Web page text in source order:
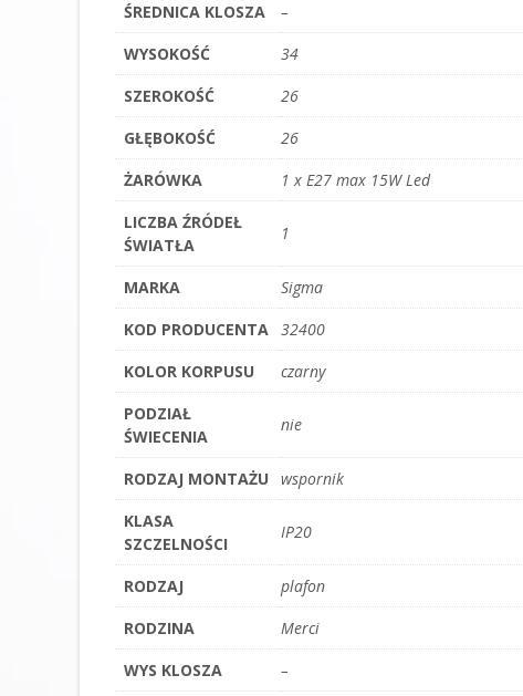
ŚREDNICA KLOSZA
–
WYSOKOŚĆ
34
SZEROKOŚĆ
26
GŁĘBOKOŚĆ
26
ŻARÓWKA
1 x E27 max 15W Led
LICZBA ŹRÓDEŁ
ŚWIATŁA
1
MARKA
Sigma
KOD PRODUCENTA 32400
KOLOR KORPUSU
czarny
PODZIAŁ
ŚWIECENIA
nie
RODZAJ MONTAŻU
wspornik
KLASA
SZCZELNOŚCI
IP20
RODZAJ
plafon
RODZINA
Merci
WYS KLOSZA
–